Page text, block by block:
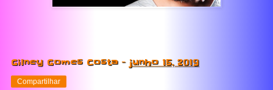
Gilney Gomes Costa - junho 15, 2019
Compartilhar